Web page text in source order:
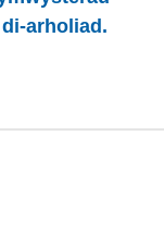
arholiad.